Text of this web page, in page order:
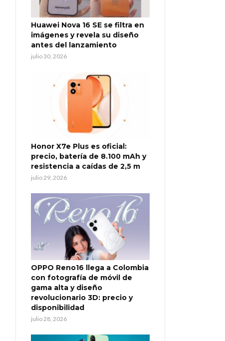
Huawei Nova 16 SE se filtra en
imágenes y revela su diseño
antes del lanzamiento
julio 30, 2026
Honor X7e Plus es oficial:
precio, batería de 8.100 mAh y
resistencia a caídas de 2,5 m
julio 29, 2026
OPPO Reno16 llega a Colombia
con fotografía de móvil de
gama alta y diseño
revolucionario 3D: precio y
disponibilidad
julio 28, 2026